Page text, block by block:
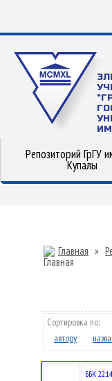
Репозиторий ГрГУ
Купалы
Главная »
Сортировка по:
автору
ББК